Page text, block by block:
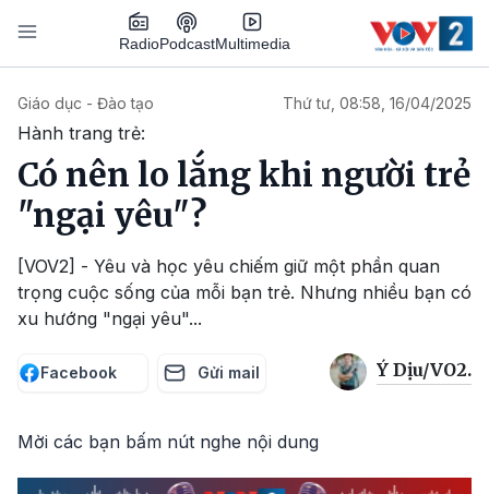
Nhảy đến nội dung
RadioPodcastMultimedia
Giáo dục - Đào tạo Thứ tư, 08:58, 16/04/2025
Hành trang trẻ:
Có nên lo lắng khi người trẻ
"ngại yêu"?
[VOV2] - Yêu và học yêu chiếm giữ một phần quan
trọng cuộc sống của mỗi bạn trẻ. Nhưng nhiều bạn có
xu hướng "ngại yêu"...
Facebook Gửi mail Ý Dịu/VO2.
Mời các bạn bấm nút nghe nội dung